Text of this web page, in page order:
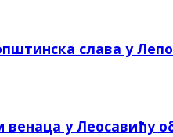
слава у
венаца у Леосавићу